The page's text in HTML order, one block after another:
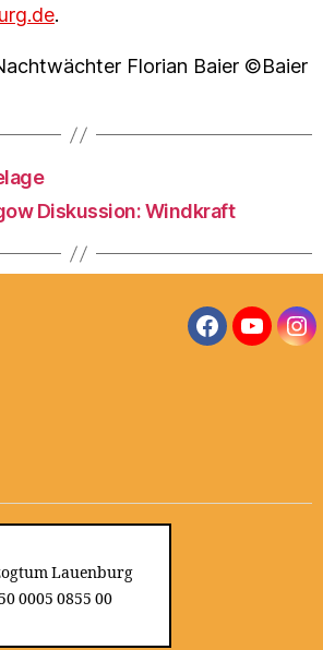
.
Florian Baier ©Baier
Diskussion: Windkraft
Facebook
Lauenburg
0005 0855 00